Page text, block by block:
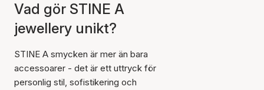
Vad gör STINE A
jewellery unikt?
STINE A smycken är mer än bara
accessoarer - det är ett uttryck för
personlig stil, sofistikering och